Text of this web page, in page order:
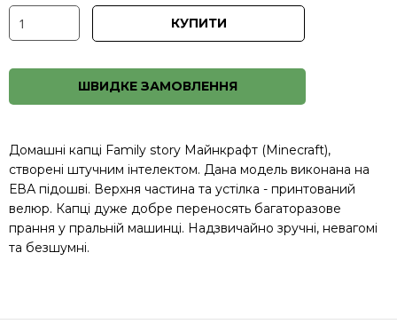
КУПИТИ
ШВИДКЕ ЗАМОВЛЕННЯ
Домашні капці Family story Майнкрафт (Minecraft),
створені штучним інтелектом. Дана модель виконана на
ЕВА підошві. Верхня частина та устілка - принтований
велюр. Капці дуже добре переносять багаторазове
прання у пральній машинці. Надзвичайно зручні, невагомі
та безшумні.